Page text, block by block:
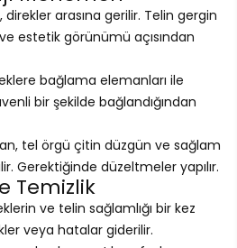
arasına gerilir. Telin gergin
ve estetik görünümü açısından
bağlama elemanları ile
bir şekilde bağlandığından
tel örgü çitin düzgün ve sağlam
Gerektiğinde düzeltmeler yapılır.
Temizlik
ve telin sağlamlığı bir kez
veya hatalar giderilir.